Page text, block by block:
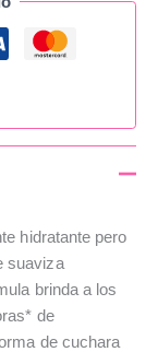
hidratante pero
suaviza
brinda a los
de
de cuchara